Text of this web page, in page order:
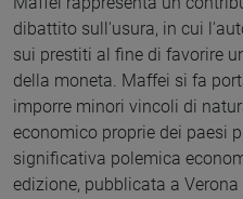
dibattito sull'usura, in cui
sui prestiti al fine di favorire
della moneta. Maffei si fa
imporre minori vincoli di
economico proprie dei paesi
significativa polemica
edizione, pubblicata a